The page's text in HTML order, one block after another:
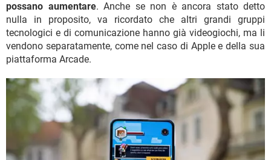
possano aumentare. Anche se non è ancora stato detto
nulla in proposito, va ricordato che altri grandi gruppi
tecnologici e di comunicazione hanno già videogiochi, ma li
vendono separatamente, come nel caso di Apple e della sua
piattaforma Arcade.